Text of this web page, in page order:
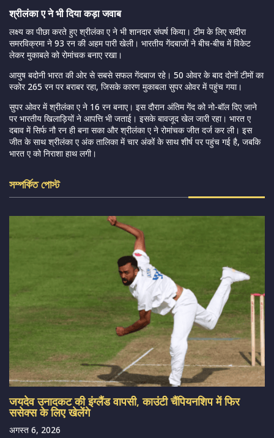
श्रीलंका ए ने भी दिया कड़ा जवाब
लक्ष्य का पीछा करते हुए श्रीलंका ए ने भी शानदार संघर्ष किया। टीम के लिए सदीरा
समरविक्रमा ने 93 रन की अहम पारी खेली। भारतीय गेंदबाजों ने बीच-बीच में विकेट
लेकर मुकाबले को रोमांचक बनाए रखा।
आयुष बदोनी भारत की ओर से सबसे सफल गेंदबाज रहे। 50 ओवर के बाद दोनों टीमों का
स्कोर 265 रन पर बराबर रहा, जिसके कारण मुकाबला सुपर ओवर में पहुंच गया।
सुपर ओवर में श्रीलंका ए ने 16 रन बनाए। इस दौरान अंतिम गेंद को नो-बॉल दिए जाने
पर भारतीय खिलाड़ियों ने आपत्ति भी जताई। इसके बावजूद खेल जारी रहा। भारत ए
दबाव में सिर्फ नौ रन ही बना सका और श्रीलंका ए ने रोमांचक जीत दर्ज कर ली। इस
जीत के साथ श्रीलंका ए अंक तालिका में चार अंकों के साथ शीर्ष पर पहुंच गई है, जबकि
भारत ए को निराशा हाथ लगी।
সম্পর্কিত পোস্ট
जयदेव उनादकट की इंग्लैंड वापसी, काउंटी चैंपियनशिप में फिर
ससेक्स के लिए खेलेंगे
अगस्त 6, 2026